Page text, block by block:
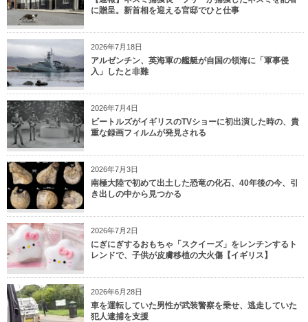
に贈呈。新首相を迎える官邸でひと仕事
2026年7月18日
アルゼンチン、英海軍の艦艇が自国の領海に「軍事侵
入」したと非難
2026年7月4日
ビートルズがイギリスのTVショーに初出演した時の、貴
重な録画フィルムが発見される
2026年7月3日
南極大陸で初めて出土した恐竜の化石、40年後の今、引
き出しの中から見つかる
2026年7月2日
にぎにぎするおもちゃ「スクイーズ」をレンチンするト
レンドで、子供が皮膚移植の大火傷【イギリス】
2026年6月28日
車を運転していた男性が武装警察を乗せ、逃走していた
犯人逮捕を支援